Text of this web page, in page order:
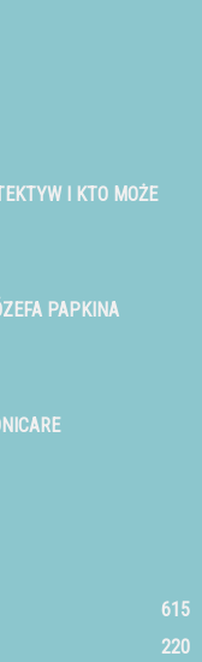
I KTO MOŻE
PAPKINA
615
220